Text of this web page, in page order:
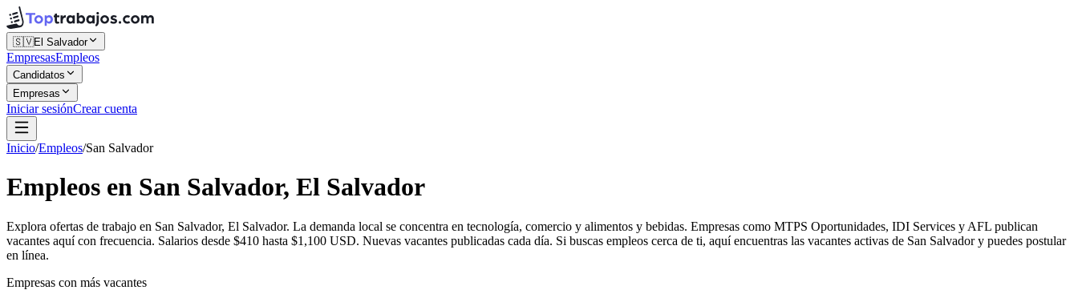
🇸🇻El Salvador
EmpresasEmpleos
Candidatos
Empresas
Iniciar sesiónCrear cuenta
Inicio/Empleos/San Salvador
Empleos en San Salvador, El Salvador
Explora ofertas de trabajo en San Salvador, El Salvador. La demanda local se concentra en tecnología, comercio y alimentos y bebidas. Empresas como MTPS Oportunidades, IDI Services y AFL publican
vacantes aquí con frecuencia. Salarios desde $410 hasta $1,100 USD. Nuevas vacantes publicadas cada día. Si buscas empleos cerca de ti, aquí encuentras las vacantes activas de San Salvador y puedes postular
en línea.
Empresas con más vacantes